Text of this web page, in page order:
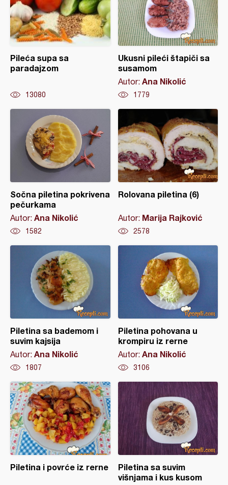
Pileća supa sa
paradajzom
13080
Ukusni pileći štapiči sa
susamom
Autor: Ana Nikolić
1779
Sočna piletina pokrivena
pečurkama
Autor: Ana Nikolić
1582
Rolovana piletina (6)
Autor: Marija Rajković
2578
Piletina sa bademom i
suvim kajsija
Autor: Ana Nikolić
1807
Piletina pohovana u
krompiru iz rerne
Autor: Ana Nikolić
3106
Piletina i povrće iz rerne
Piletina sa suvim
višnjama i kus kusom